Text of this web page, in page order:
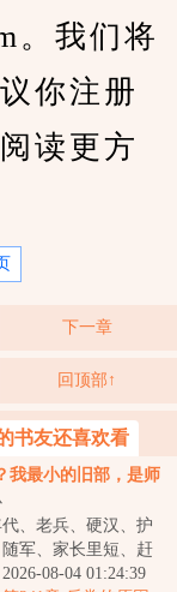
。我们将
你注册
读更方
下一章
回顶部↑
书友还喜欢看
我最小的旧部，是师
、老兵、硬汉、护
军、家长里短、赶
文】&lt;br/&gt;铁血
08-04 01:24:39